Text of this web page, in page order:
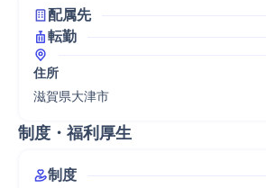
配属先
転勤
住所
滋賀県大津市
制度・福利厚生
制度